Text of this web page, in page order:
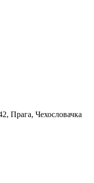
Прага, Чехословачка